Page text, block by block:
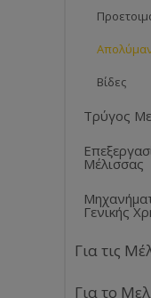
Βίδες
Τρύγος
Μέλισσας
Γενικής
Για τις
Για το